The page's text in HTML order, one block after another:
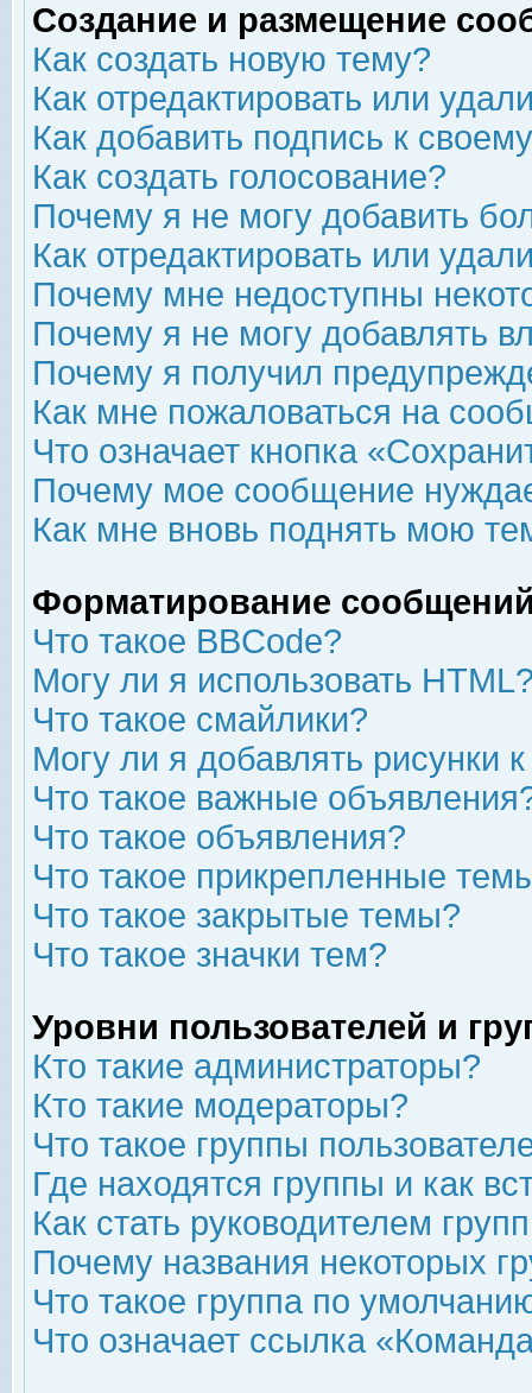
Создание и размещение
Как создать новую тему?
Как отредактировать или
Как добавить подпись к
Как создать голосование?
Почему я не могу добавить
Как отредактировать или
Почему мне недоступны
Почему я не могу добавлять
Почему я получил
Как мне пожаловаться на
Что означает кнопка
Почему мое сообщение
Как мне вновь поднять мою
Форматирование
Что такое BBCode?
Могу ли я использовать
Что такое смайлики?
Могу ли я добавлять рисунки
Что такое важные
Что такое объявления?
Что такое прикрепленные
Что такое закрытые темы?
Что такое значки тем?
Уровни пользователей и
Кто такие администраторы?
Кто такие модераторы?
Что такое группы
Где находятся группы и как
Как стать руководителем
Почему названия некоторых
Что такое группа по
Что означает ссылка